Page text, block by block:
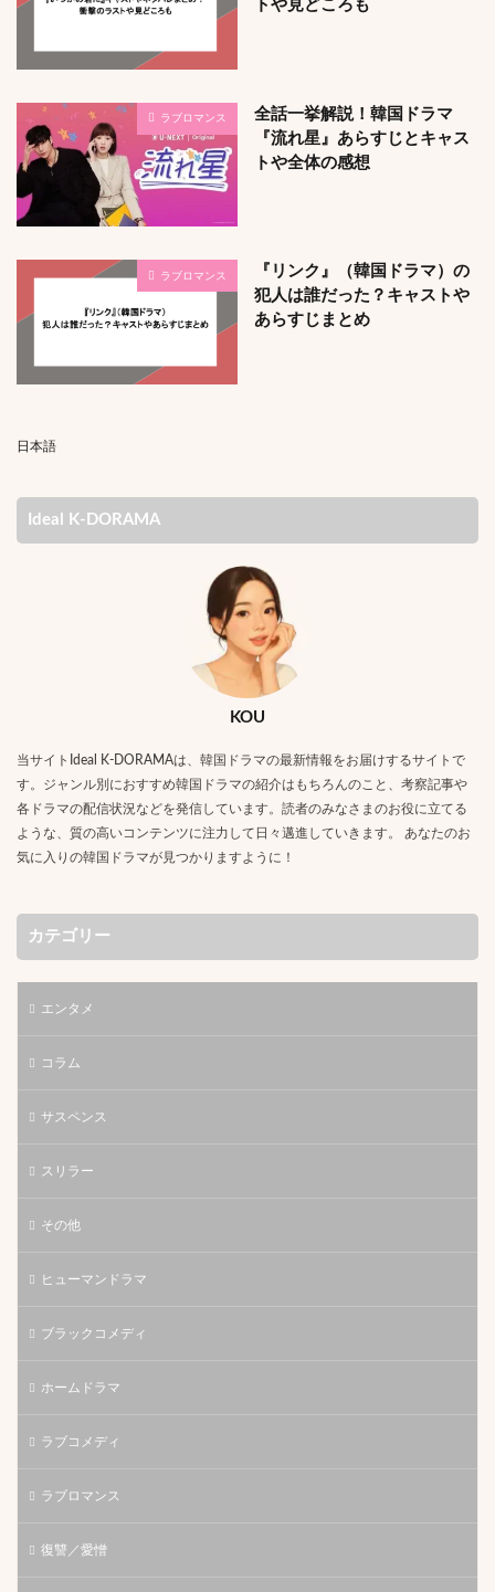
トや見どころも
ラブロマンス
全話一挙解説！韓国ドラマ
『流れ星』あらすじとキャス
トや全体の感想
ラブロマンス
『リンク』（韓国ドラマ）の
犯人は誰だった？キャストや
あらすじまとめ
日本語
Ideal K-DORAMA
KOU
当サイトIdeal K-DORAMAは、韓国ドラマの最新情報をお届けするサイトで
す。ジャンル別におすすめ韓国ドラマの紹介はもちろんのこと、考察記事や
各ドラマの配信状況などを発信しています。読者のみなさまのお役に立てる
ような、質の高いコンテンツに注力して日々邁進していきます。 あなたのお
気に入りの韓国ドラマが見つかりますように！
カテゴリー
エンタメ
コラム
サスペンス
スリラー
その他
ヒューマンドラマ
ブラックコメディ
ホームドラマ
ラブコメディ
ラブロマンス
復讐／愛憎